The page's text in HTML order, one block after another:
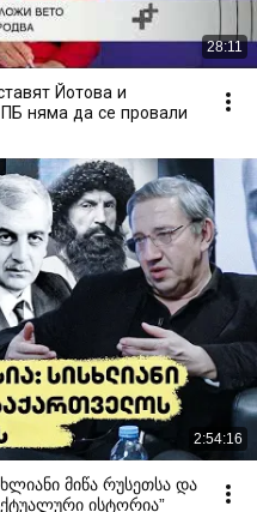
28:11
Йотова и
няма да се провали
2:54:16
მიწა რუსეთსა და
ისტორია”